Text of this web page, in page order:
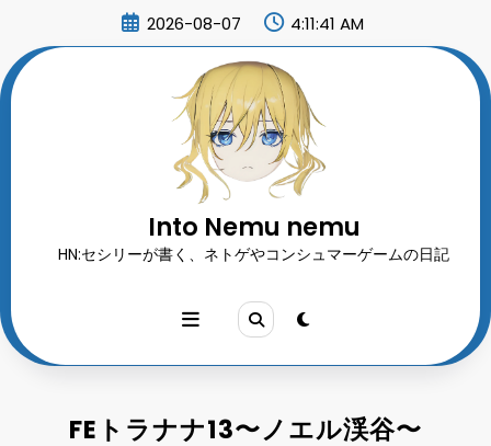
ン
ツ
2026-08-07 4:11:42 AM
Into Nemu nemu
HN:セシリーが書く、ネトゲやコンシュマーゲームの日記
FEトラナナ13〜ノエル渓谷〜